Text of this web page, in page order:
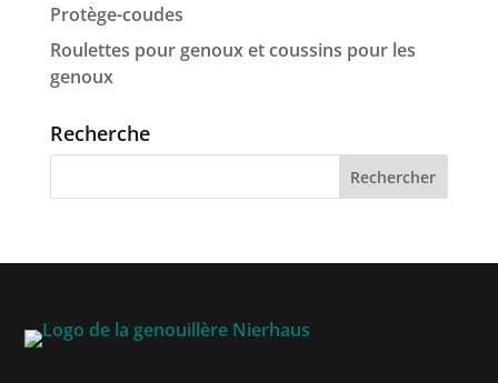
Protège-coudes
Roulettes pour genoux et coussins pour les
genoux
Recherche